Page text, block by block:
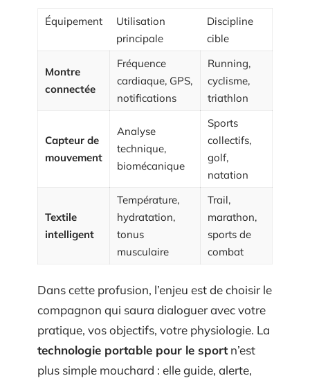
Équipement
Utilisation
principale
Discipline
cible
Montre
connectée
Fréquence
cardiaque, GPS,
notifications
Running,
cyclisme,
triathlon
Capteur de
mouvement
Analyse
technique,
biomécanique
Sports
collectifs,
golf,
natation
Textile
intelligent
Température,
hydratation,
tonus
musculaire
Trail,
marathon,
sports de
combat
Dans cette profusion, l’enjeu est de choisir le
compagnon qui saura dialoguer avec votre
pratique, vos objectifs, votre physiologie. La
technologie portable pour le sportn’est
plus simple mouchard : elle guide, alerte,